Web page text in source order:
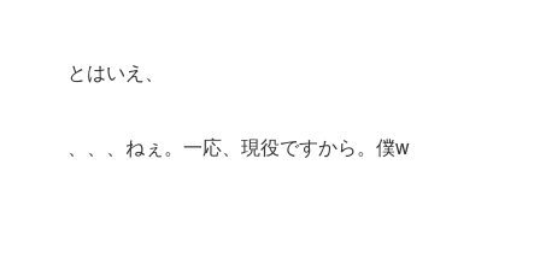
とはいえ、
、、、ねぇ。一応、現役ですから。僕w